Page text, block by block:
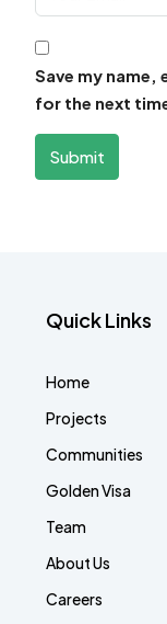
Save my
for the next
Submit
Quick Links
Home
Projects
Communities
Golden Visa
Team
About Us
Careers